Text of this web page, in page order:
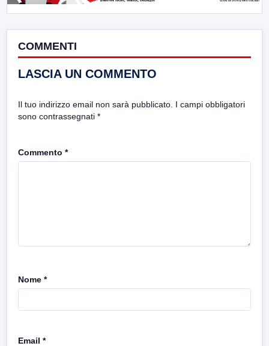
COMMENTI
LASCIA UN COMMENTO
Il tuo indirizzo email non sarà pubblicato. I campi obbligatori
sono contrassegnati *
Commento *
Nome *
Email *